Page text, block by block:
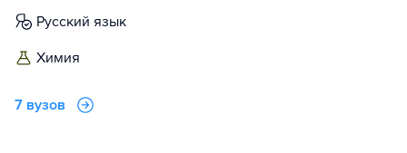
русский язык
химия
7 вузов